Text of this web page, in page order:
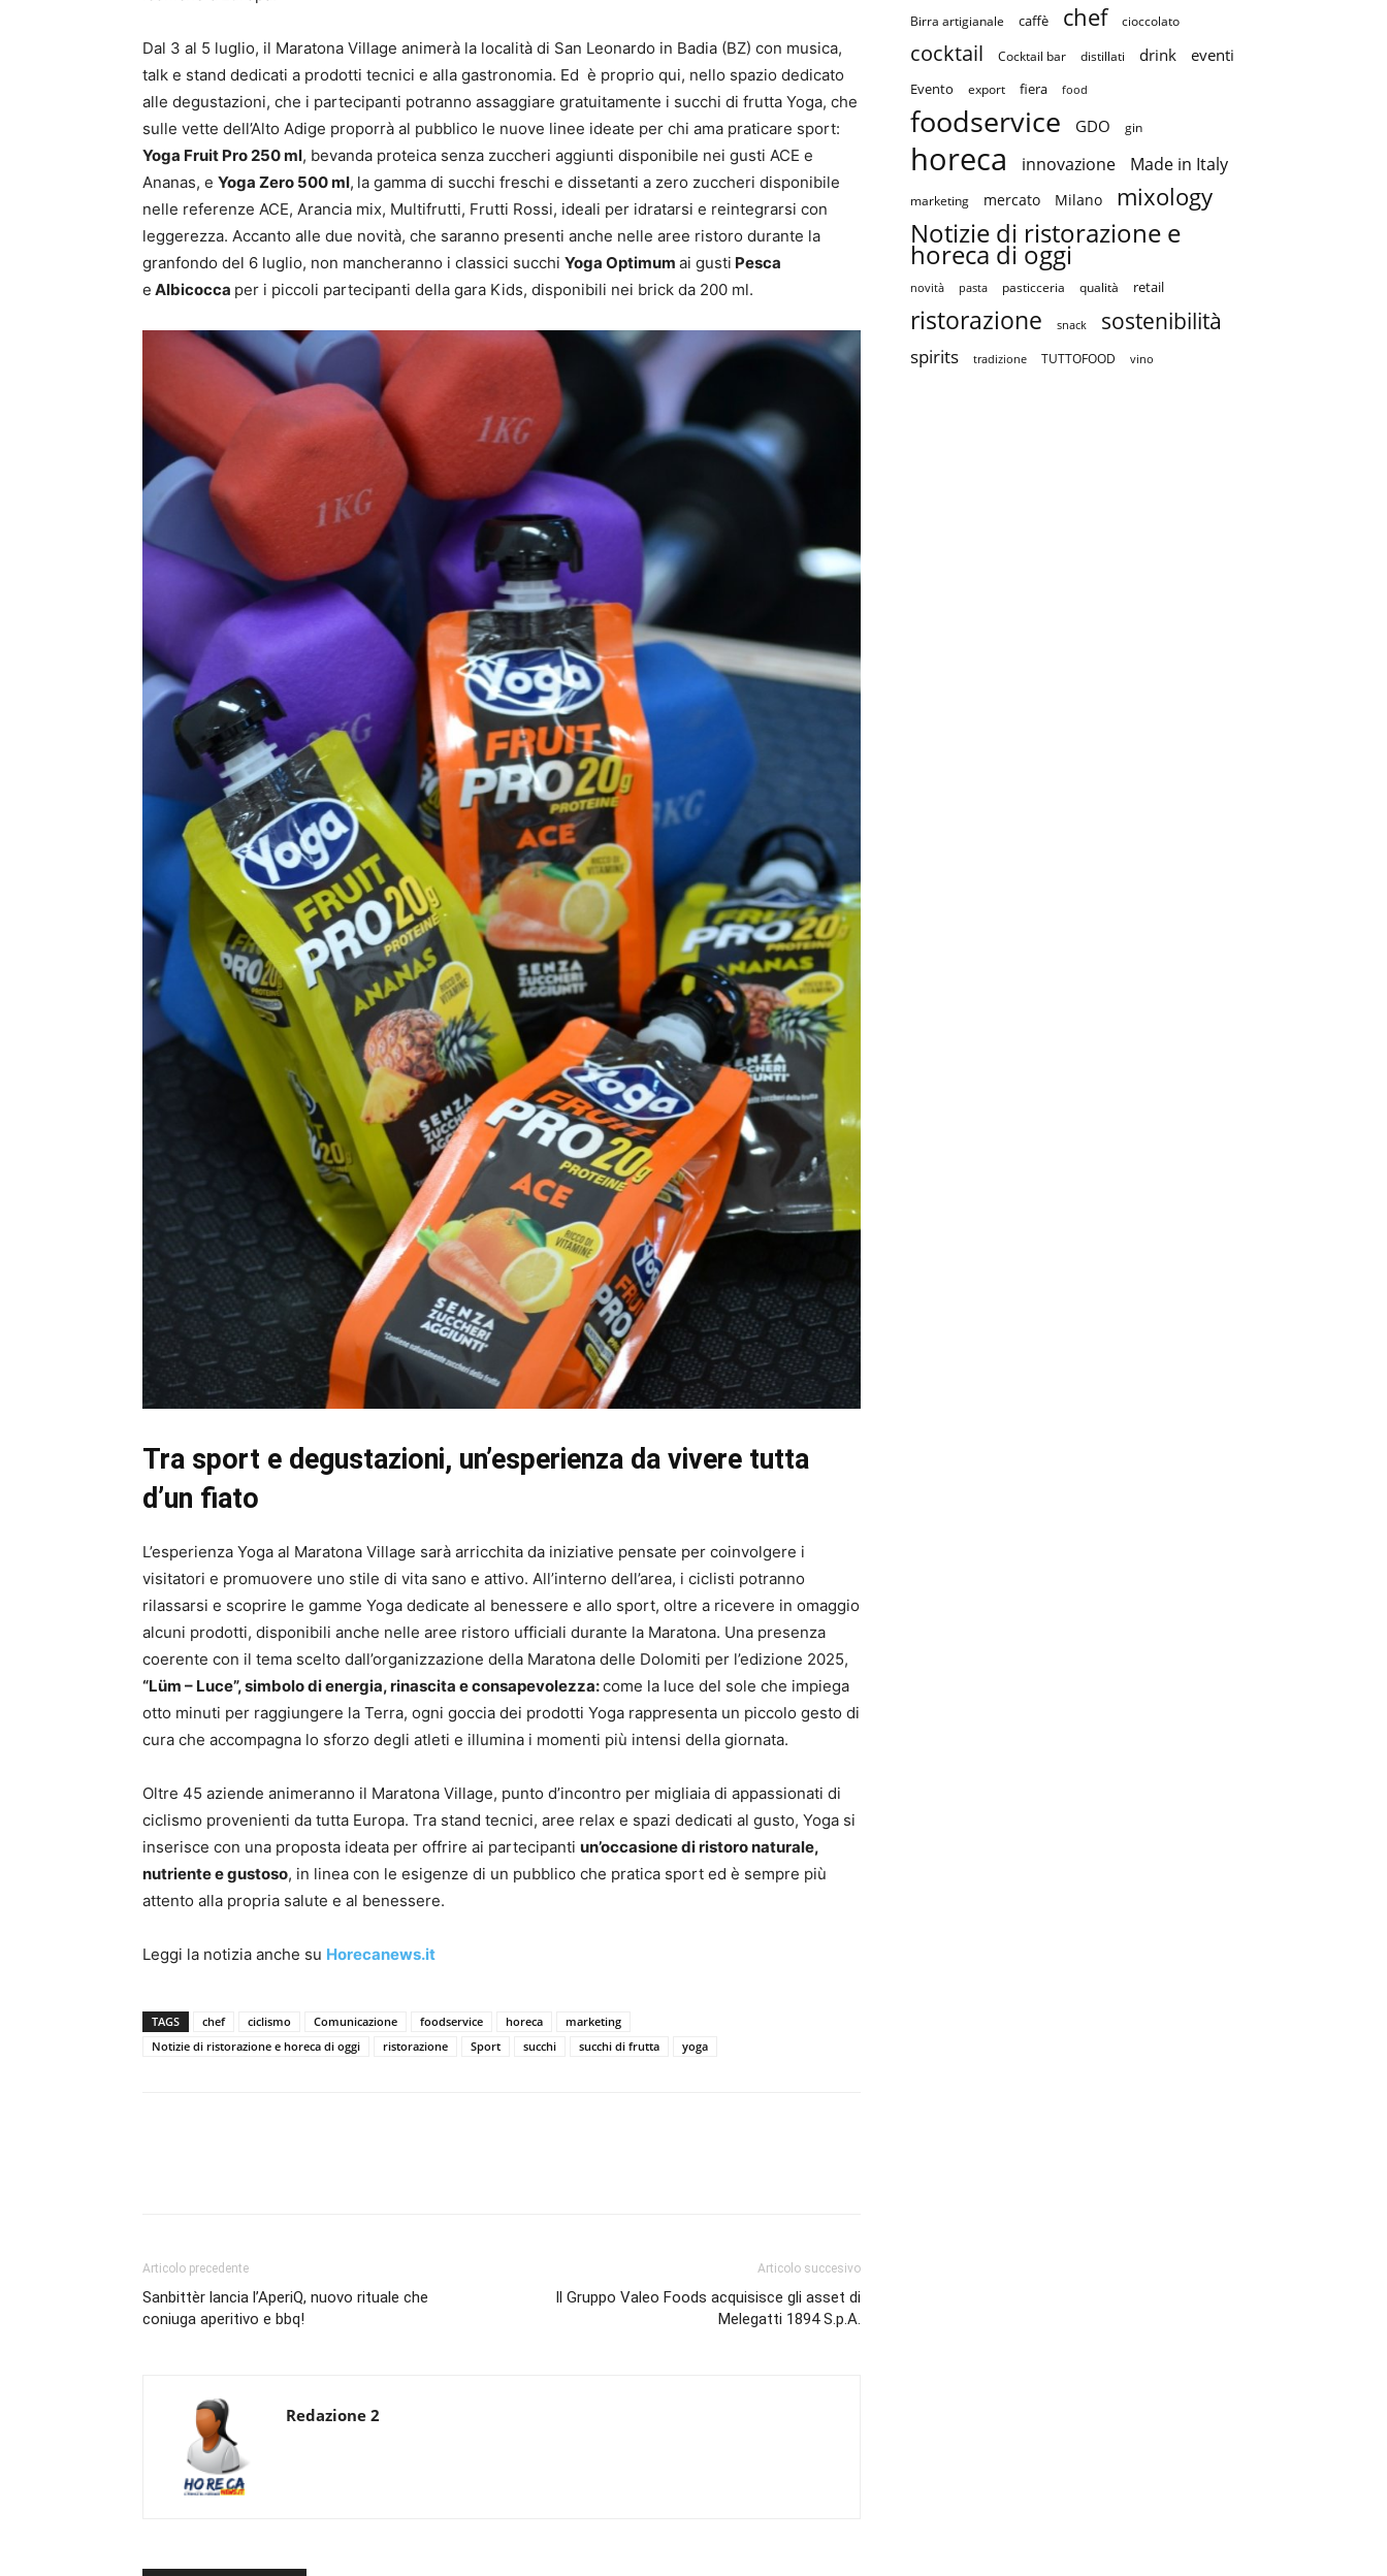
Dal 3 al 5 luglio, il Maratona Village animerà la località di San Leonardo in Badia (BZ) con musica,
talk e stand dedicati a prodotti tecnici e alla gastronomia. Ed è proprio qui, nello spazio dedicato
alle degustazioni, che i partecipanti potranno assaggiare gratuitamente i succhi di frutta Yoga, che
sulle vette dell’Alto Adige proporrà al pubblico le nuove linee ideate per chi ama praticare sport:
Yoga Fruit Pro 250 ml, bevanda proteica senza zuccheri aggiunti disponibile nei gusti ACE e
Ananas, e Yoga Zero 500 ml, la gamma di succhi freschi e dissetanti a zero zuccheri disponibile
nelle referenze ACE, Arancia mix, Multifrutti, Frutti Rossi, ideali per idratarsi e reintegrarsi con
leggerezza. Accanto alle due novità, che saranno presenti anche nelle aree ristoro durante la
granfondo del 6 luglio, non mancheranno i classici succhi Yoga Optimum ai gusti Pesca
e Albicocca per i piccoli partecipanti della gara Kids, disponibili nei brick da 200 ml.
Tra sport e degustazioni, un’esperienza da vivere tutta
d’un fiato
L’esperienza Yoga al Maratona Village sarà arricchita da iniziative pensate per coinvolgere i
visitatori e promuovere uno stile di vita sano e attivo. All’interno dell’area, i ciclisti potranno
rilassarsi e scoprire le gamme Yoga dedicate al benessere e allo sport, oltre a ricevere in omaggio
alcuni prodotti, disponibili anche nelle aree ristoro ufficiali durante la Maratona. Una presenza
coerente con il tema scelto dall’organizzazione della Maratona delle Dolomiti per l’edizione 2025,
“Lüm – Luce”, simbolo di energia, rinascita e consapevolezza:come la luce del sole che impiega
otto minuti per raggiungere la Terra, ogni goccia dei prodotti Yoga rappresenta un piccolo gesto di
cura che accompagna lo sforzo degli atleti e illumina i momenti più intensi della giornata.
Oltre 45 aziende animeranno il Maratona Village, punto d’incontro per migliaia di appassionati di
ciclismo provenienti da tutta Europa. Tra stand tecnici, aree relax e spazi dedicati al gusto, Yoga si
inserisce con una proposta ideata per offrire ai partecipanti un’occasione di ristoro naturale,
nutriente e gustoso, in linea con le esigenze di un pubblico che pratica sport ed è sempre più
attento alla propria salute e al benessere.
Leggi la notizia anche su Horecanews.it
TAGS chef ciclismo Comunicazione foodservice horeca
marketing
Notizie di ristorazione e horeca di oggi
ristorazione Sport succhi succhi di frutta yoga
Articolo precedente
Sanbittèr lancia l’AperiQ, nuovo rituale che
coniuga aperitivo e bbq!
Articolo succesivo
Il Gruppo Valeo Foods acquisisce gli asset di
Melegatti 1894 S.p.A.
Redazione 2
Birra artigianale caffè chef cioccolato
cocktail Cocktail bar distillati drink eventi
Evento export fiera food
foodservice GDO gin
horeca innovazione Made in Italy
marketing mercato Milano mixology
Notizie di ristorazione e
horeca di oggi
novità pasta pasticceria qualità retail
ristorazione snack sostenibilità
spirits tradizione TUTTOFOOD vino